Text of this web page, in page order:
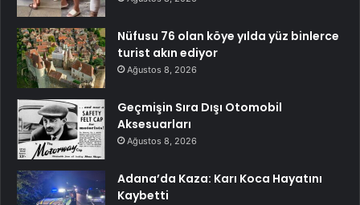
Nüfusu 76 olan köye yılda yüz binlerce
turist akın ediyor
Ağustos 8, 2026
Geçmişin Sıra Dışı Otomobil
Aksesuarları
Ağustos 8, 2026
Adana’da Kaza: Karı Koca Hayatını
Kaybetti